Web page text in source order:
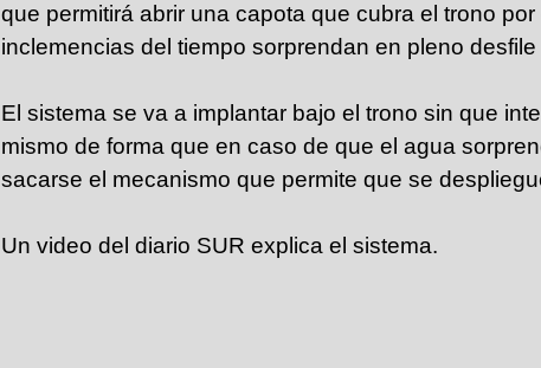
que permitirá abrir una capota que cubra el trono
inclemencias del tiempo sorprendan en pleno
El sistema se va a implantar bajo el trono sin que
mismo de forma que en caso de que el agua
sacarse el mecanismo que permite que se
Un video del diario SUR explica el sistema.